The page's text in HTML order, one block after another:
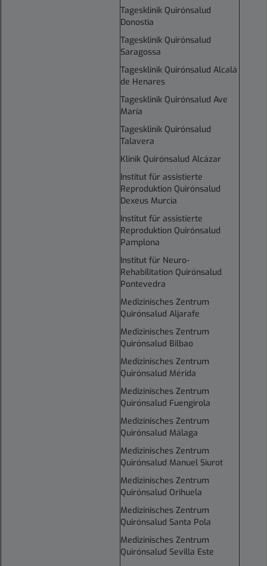
Tagesklinik Quirónsalud
Donostia
Tagesklinik Quirónsalud
Saragossa
Tagesklinik Quirónsalud Alcalá
de Henares
Tagesklinik Quirónsalud Ave
María
Tagesklinik Quirónsalud
Talavera
Klinik Quirónsalud Alcázar
Institut für assistierte
Reproduktion Quirónsalud
Dexeus Murcia
Institut für assistierte
Reproduktion Quirónsalud
Pamplona
Institut für Neuro-
Rehabilitation Quirónsalud
Pontevedra
Medizinisches Zentrum
Quirónsalud Aljarafe
Medizinisches Zentrum
Quirónsalud Bilbao
Medizinisches Zentrum
Quirónsalud Mérida
Medizinisches Zentrum
Quirónsalud Fuengirola
Medizinisches Zentrum
Quirónsalud Málaga
Medizinisches Zentrum
Quirónsalud Manuel Siurot
Medizinisches Zentrum
Quirónsalud Orihuela
Medizinisches Zentrum
Quirónsalud Santa Pola
Medizinisches Zentrum
Quirónsalud Sevilla Este